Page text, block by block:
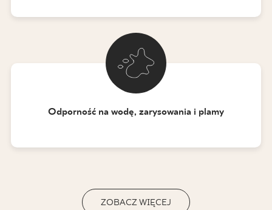
Odporność na wodę, zarysowania i plamy
ZOBACZ WIĘCEJ